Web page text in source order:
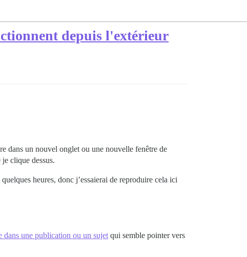
depuis l'extérieur
dans un nouvel onglet ou une nouvelle fenêtre de
clique dessus.
heures, donc j’essaierai de reproduire cela ici
dans une publication ou un sujet qui semble pointer vers